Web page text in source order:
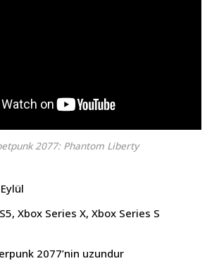
2077: Phantom Liberty
Xbox Series X, Xbox Series S
2077’nin uzundur